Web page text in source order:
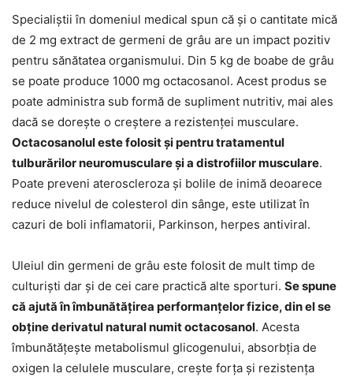
Specialiștii în domeniul medical spun că și o cantitate mică
de 2 mg extract de germeni de grâu are un impact pozitiv
pentru sănătatea organismului. Din 5 kg de boabe de grâu
se poate produce 1000 mg octacosanol. Acest produs se
poate administra sub formă de supliment nutritiv, mai ales
dacă se dorește o creștere a rezistenței musculare.
Octacosanolul este folosit și pentru tratamentul
tulburărilor neuromusculare și a distrofiilor musculare.
Poate preveni ateroscleroza și bolile de inimă deoarece
reduce nivelul de colesterol din sânge, este utilizat în
cazuri de boli inflamatorii, Parkinson, herpes antiviral.
Uleiul din germeni de grâu este folosit de mult timp de
culturiști dar și de cei care practică alte sporturi. Se spune
că ajută în îmbunătățirea performanțelor fizice, din el se
obține derivatul natural numit octacosanol. Acesta
îmbunătățește metabolismul glicogenului, absorbția de
oxigen la celulele musculare, crește forța și rezistența